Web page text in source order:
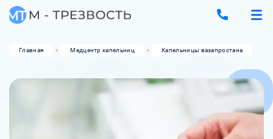
Главная Медцентр капельниц Капельницы вазапростана